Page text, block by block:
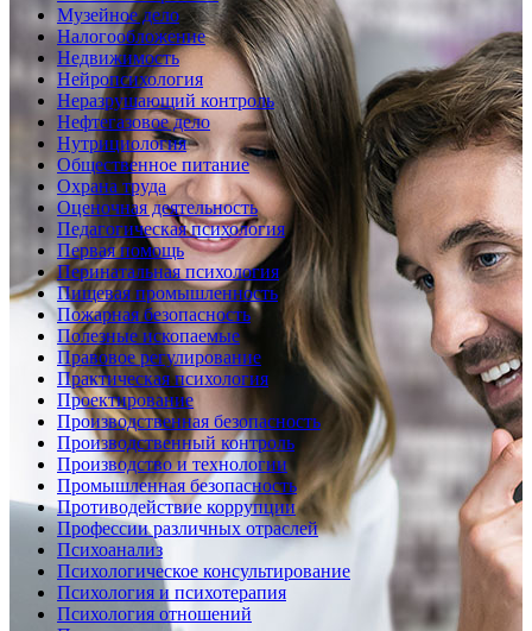
Музейное дело
Налогообложение
Недвижимость
Нейропсихология
Неразрушающий контроль
Нефтегазовое дело
Нутрициология
Общественное питание
Охрана труда
Оценочная деятельность
Педагогическая психология
Первая помощь
Перинатальная психология
Пищевая промышленность
Пожарная безопасность
Полезные ископаемые
Правовое регулирование
Практическая психология
Проектирование
Производственная безопасность
Производственный контроль
Производство и технологии
Промышленная безопасность
Противодействие коррупции
Профессии различных отраслей
Психоанализ
Психологическое консультирование
Психология и психотерапия
Психология отношений